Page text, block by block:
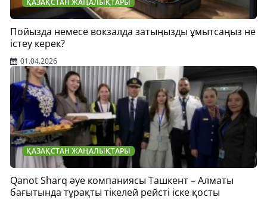
ҚАЗАҚСТАН ЖАҢАЛЫҚТАРЫ
Пойызда немесе вокзалда затыңызды ұмытсаңыз не
істеу керек?
01.04.2026
ҚАЗАҚСТАН ЖАҢАЛЫҚТАРЫ
Qanot Sharq әуе компаниясы Ташкент – Алматы
бағытында тұрақты тікелей рейсті іске қосты